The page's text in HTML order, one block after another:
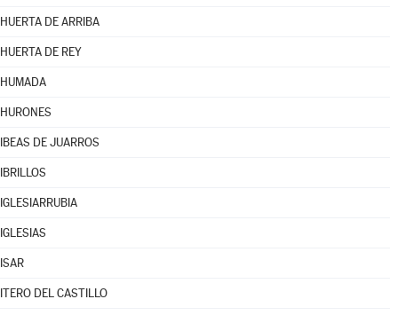
HUERTA DE ARRIBA
HUERTA DE REY
HUMADA
HURONES
IBEAS DE JUARROS
IBRILLOS
IGLESIARRUBIA
IGLESIAS
ISAR
ITERO DEL CASTILLO